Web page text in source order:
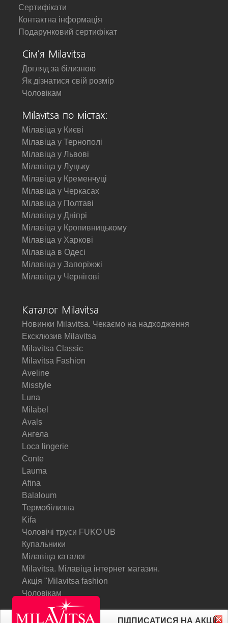
Сертифікати
Контактна інформація
Подарунковий сертифікат
Сім'я Milavitsa
Догляд за білизною
Як дізнатися свій розмір
Чоловікам
Milavitsa по містах:
Мілавіца у Києві
Мілавіца у Тернополі
Мілавіца у Львові
Мілавіца у Луцьку
Мілавіца у Кременчуці
Мілавіца у Черкасах
Мілавіца у Полтаві
Мілавіца у Дніпрі
Мілавіца у Кропивницькому
Мілавіца у Харкові
Мілавіца в Одесі
Мілавіца у Запоріжжі
Мілавіца у Чернігові
Каталог Milavitsa
Новинки Milavitsa. Чекаємо на надходження
Ексклюзив Milavitsa
Milavitsa Classic
Milavitsa Fashion
Aveline
Misstyle
Luna
Milabel
Avals
Ангела
Loca lingerie
Conte
Lauma
Afina
Balaloum
Термобілизна
Kifa
Чоловічі труси FUKO UB
Купальники
Мілавіца каталог
Milavitsa. Мілавіца інтернет магазин.
Акція "Milavitsa fashion
Чоловікам
ПІДПИСАТИСЯ НА АКЦІЇ
© Milavitsa.